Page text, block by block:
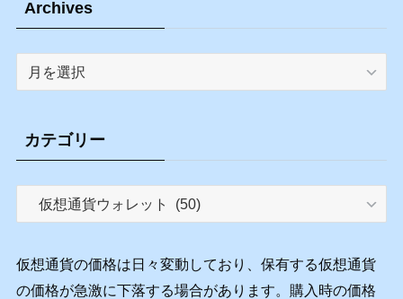
Archives
Archives
カテゴリー
リ
ー
仮想通貨の価格は日々変動しており、保有する仮想通貨
の価格が急激に下落する場合があります。購入時の価格